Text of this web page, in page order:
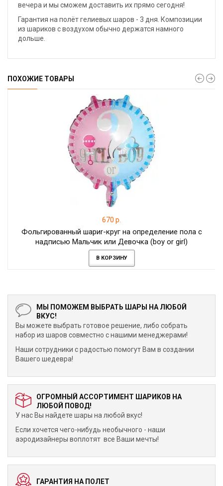
вечера и мы сможем доставить их прямо сегодня!
Гарантия на полёт гелиевых шаров - 3 дня. Композиции
из шариков с воздухом обычно держатся намного
дольше.
ПОХОЖИЕ ТОВАРЫ
670 р.
Фольгированный шариr-круг на определение пола с
надписью Мальчик или Девочка (boy or girl)
В КОРЗИНУ
МЫ ПОМОЖЕМ ВЫБРАТЬ ШАРЫ НА ЛЮБОЙ
ВКУС!
Вы можете выбрать готовое решение, либо собрать
набор из шаров совместно с нашими менеджерами!
Наши сотрудники с радостью помогут Вам в создании
Вашего шедевра!
ОГРОМНЫЙ АССОРТИМЕНТ ШАРИКОВ НА
ЛЮБОЙ ПОВОД!
У нас Вы найдете шары на любой вкус!
Если хочется чего-нибудь необычного - наши
аэродизайнеры воплотят все Ваши мечты!
ГАРАНТИЯ НА ПОЛЕТ